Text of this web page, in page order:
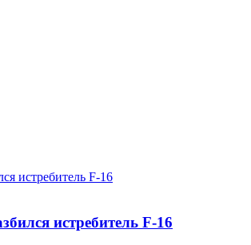
истребитель F-16
истребитель F-16